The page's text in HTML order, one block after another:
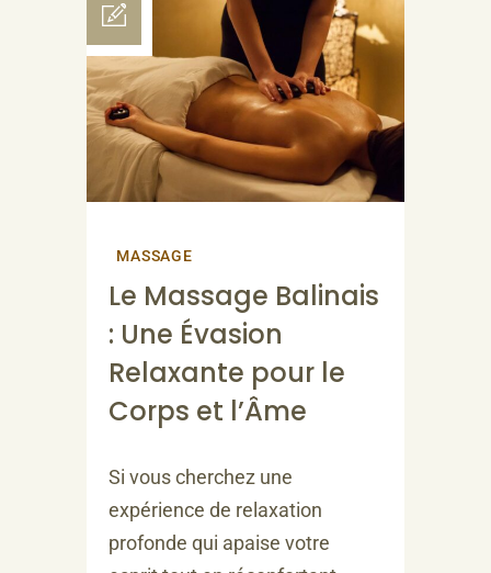
MASSAGE
Le Massage Balinais
: Une Évasion
Relaxante pour le
Corps et l’Âme
Si vous cherchez une
expérience de relaxation
profonde qui apaise votre